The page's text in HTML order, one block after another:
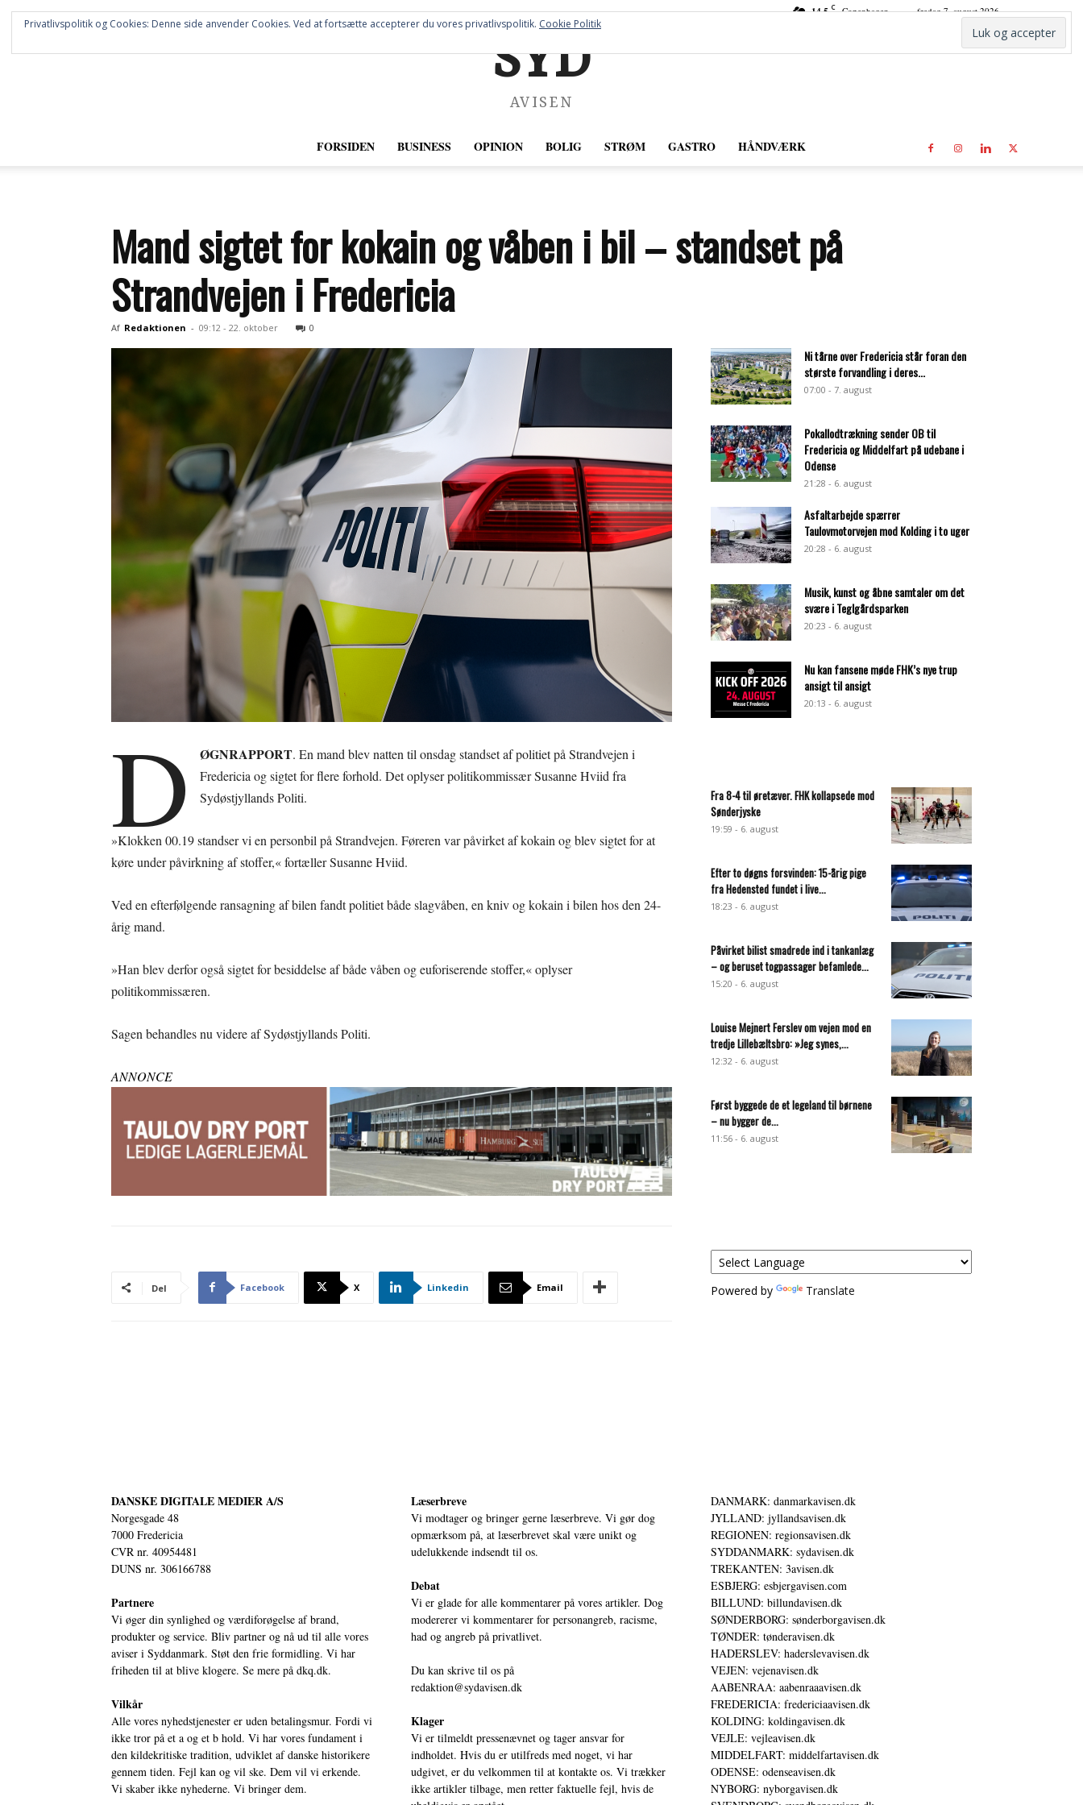
14.5 C Copenhagen fredag 7. august 2026
SYD
AVISEN
FORSIDEN BUSINESS OPINION BOLIG STRØM GASTRO HÅNDVÆRK
Mand sigtet for kokain og våben i bil – standset på
Strandvejen i Fredericia
Af Redaktionen - 09:12 - 22. oktober 0
D ØGNRAPPORT. En mand blev natten til onsdag standset af politiet på Strandvejen i
Fredericia og sigtet for flere forhold. Det oplyser politikommissær Susanne Hviid fra
Sydøstjyllands Politi.
»Klokken 00.19 standser vi en personbil på Strandvejen. Føreren var påvirket af kokain og blev sigtet for at
køre under påvirkning af stoffer,« fortæller Susanne Hviid.
Ved en efterfølgende ransagning af bilen fandt politiet både slagvåben, en kniv og kokain i bilen hos den 24-
årig mand.
»Han blev derfor også sigtet for besiddelse af både våben og euforiserende stoffer,« oplyser
politikommissæren.
Sagen behandles nu videre af Sydøstjyllands Politi.
ANNONCE
Del Facebook X Linkedin Email
Ni tårne over Fredericia står foran den
største forvandling i deres...
07:00 - 7. august
Pokallodtrækning sender OB til
Fredericia og Middelfart på udebane i
Odense
21:28 - 6. august
Asfaltarbejde spærrer
Taulovmotorvejen mod Kolding i to uger
20:28 - 6. august
Musik, kunst og åbne samtaler om det
svære i Teglgårdsparken
20:23 - 6. august
Nu kan fansene møde FHK’s nye trup
ansigt til ansigt
20:13 - 6. august
Fra 8-4 til øretæver. FHK kollapsede mod
Sønderjyske
19:59 - 6. august
Efter to døgns forsvinden: 15-årig pige
fra Hedensted fundet i live...
18:23 - 6. august
Påvirket bilist smadrede ind i tankanlæg
– og beruset togpassager befamlede...
15:20 - 6. august
Louise Mejnert Ferslev om vejen mod en
tredje Lillebæltsbro: »Jeg synes,...
12:32 - 6. august
Først byggede de et legeland til børnene
– nu bygger de...
11:56 - 6. august
Powered by Translate
DANSKE DIGITALE MEDIER A/S
Norgesgade 48
7000 Fredericia
CVR nr. 40954481
DUNS nr. 306166788
Partnere
Vi øger din synlighed og værdiforøgelse af brand,
produkter og service. Bliv partner og nå ud til alle vores
aviser i Syddanmark. Støt den frie formidling. Vi har
friheden til at blive klogere. Se mere på dkq.dk.
Vilkår
Alle vores nyhedstjenester er uden betalingsmur. Fordi vi
ikke tror på et a og et b hold. Vi har vores fundament i
den kildekritiske tradition, udviklet af danske historikere
gennem tiden. Fejl kan og vil ske. Dem vil vi erkende.
Vi skaber ikke nyhederne. Vi bringer dem.
Læserbreve
Vi modtager og bringer gerne læserbreve. Vi gør dog
opmærksom på, at læserbrevet skal være unikt og
udelukkende indsendt til os.
Debat
Vi er glade for alle kommentarer på vores artikler. Dog
modererer vi kommentarer for personangreb, racisme,
had og angreb på privatlivet.
Du kan skrive til os på
redaktion@sydavisen.dk
Klager
Vi er tilmeldt pressenævnet og tager ansvar for
indholdet. Hvis du er utilfreds med noget, vi har
udgivet, er du velkommen til at kontakte os. Vi trækker
ikke artikler tilbage, men retter faktuelle fejl, hvis de
DANMARK: danmarkavisen.dk
JYLLAND: jyllandsavisen.dk
REGIONEN: regionsavisen.dk
SYDDANMARK: sydavisen.dk
TREKANTEN: 3avisen.dk
ESBJERG: esbjergavisen.com
BILLUND: billundavisen.dk
SØNDERBORG: sønderborgavisen.dk
TØNDER: tønderavisen.dk
HADERSLEV: haderslevavisen.dk
VEJEN: vejenavisen.dk
AABENRAA: aabenraaavisen.dk
FREDERICIA: fredericiaavisen.dk
KOLDING: koldingavisen.dk
VEJLE: vejleavisen.dk
MIDDELFART: middelfartavisen.dk
ODENSE: odenseavisen.dk
NYBORG: nyborgavisen.dk
Privatlivspolitik og Cookies: Denne side anvender Cookies. Ved at fortsætte accepterer du vores privatlivspolitik. Cookie Politik